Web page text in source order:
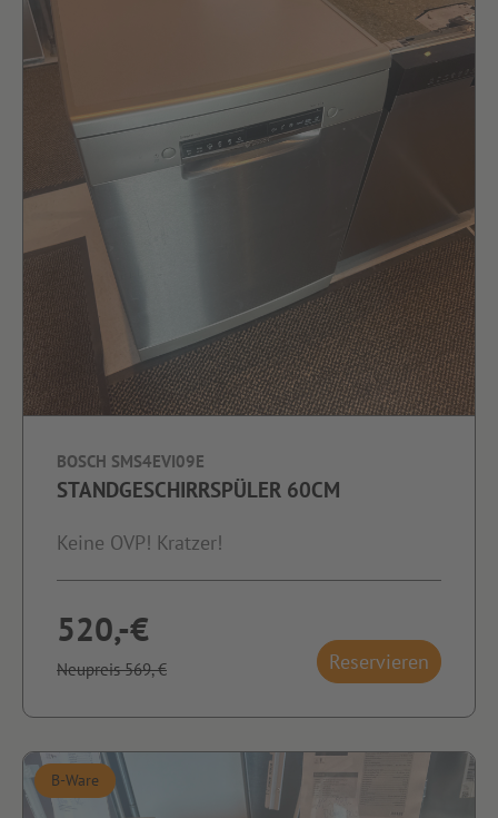
BOSCH SMS4EVI09E
STANDGESCHIRRSPÜLER 60CM
Keine OVP! Kratzer!
520,-€
Neupreis 569,-€ Reservieren
B-Ware